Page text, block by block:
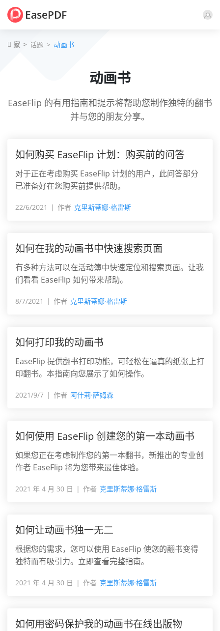
EasePDF
家 话题 动画书
动画书
EaseFlip 的有用指南和提示将帮助您制作独特的翻书
并与您的朋友分享。
如何购买 EaseFlip 计划：购买前的问答
对于正在考虑购买 EaseFlip 计划的用户，此问答部分
已准备好在您购买前提供帮助。
22/6/2021 作者 克里斯蒂娜·格雷斯
如何在我的动画书中快速搜索页面
有多种方法可以在活动簿中快速定位和搜索页面。让我
们看看 EaseFlip 如何带来帮助。
8/7/2021 作者 克里斯蒂娜·格雷斯
如何打印我的动画书
EaseFlip 提供翻书打印功能，可轻松在逼真的纸张上打
印翻书。本指南向您展示了如何操作。
2021/9/7 作者 阿什莉·萨姆森
如何使用 EaseFlip 创建您的第一本动画书
如果您正在考虑制作您的第一本翻书，新推出的专业创
作者 EaseFlip 将为您带来最佳体验。
2021 年 4 月 30 日 作者 克里斯蒂娜·格雷斯
如何让动画书独一无二
根据您的需求，您可以使用 EaseFlip 使您的翻书变得
独特而有吸引力。立即查看完整指南。
2021 年 4 月 30 日 作者 克里斯蒂娜·格雷斯
如何用密码保护我的动画书在线出版物